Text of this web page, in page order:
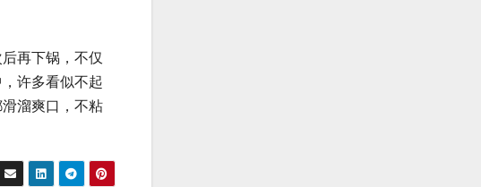
再下锅，不仅
许多看似不起
溜爽口，不粘